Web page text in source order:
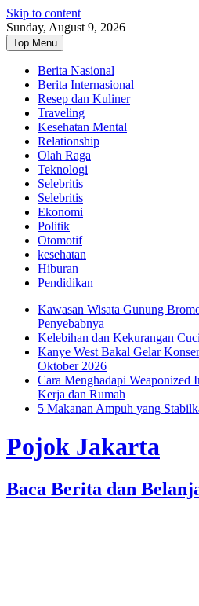
Skip to content
Sunday, August 9, 2026
Top Menu
Berita Nasional
Berita Internasional
Resep dan Kuliner
Traveling
Kesehatan Mental
Relationship
Olah Raga
Teknologi
Selebritis
Selebritis
Ekonomi
Politik
Otomotif
kesehatan
Hiburan
Pendidikan
Kawasan Wisata Gunung
Penyebabnya
Kelebihan dan Kekurangan
Kanye West Bakal Gelar
Oktober 2026
Cara Menghadapi Weaponized
Kerja dan Rumah
5 Makanan Ampuh yang
Pojok Jakarta
Baca Berita dan